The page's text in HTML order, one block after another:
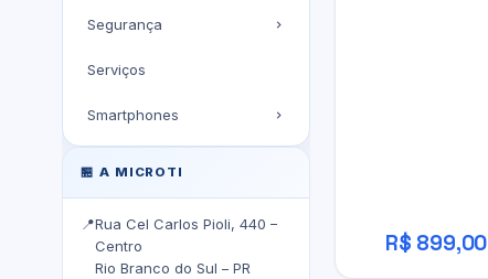
Segurança
Serviços
Smartphones
🏪 A MICROTI
📍Rua Cel Carlos Pioli, 440 –
Centro
Rio Branco do Sul – PR
R$ 899,00